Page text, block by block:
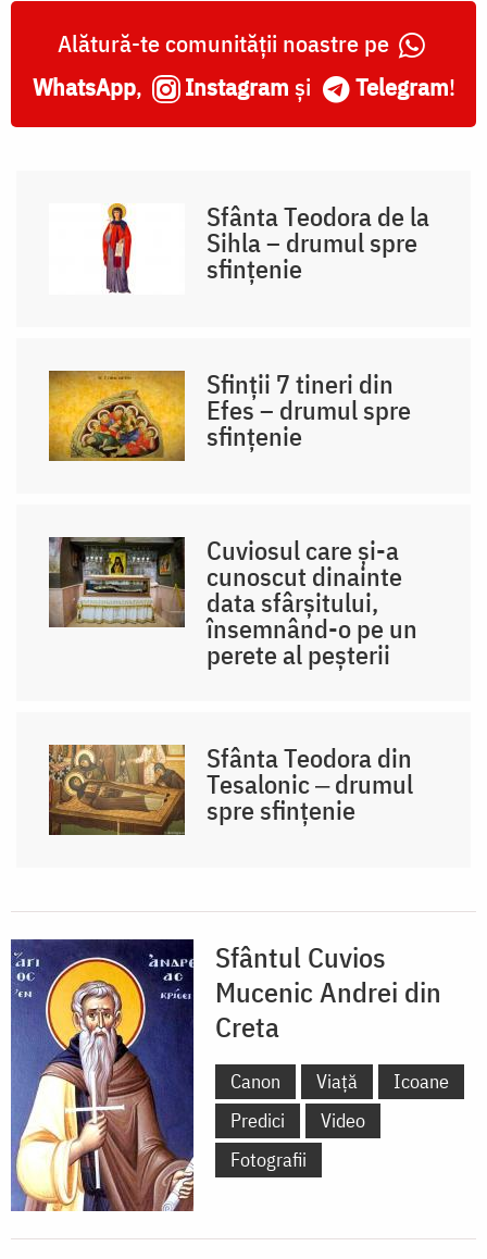
Alătură-te comunității noastre pe
WhatsApp, Instagram și Telegram!
Sfânta Teodora de la
Sihla – drumul spre
sfințenie
Sfinții 7 tineri din
Efes – drumul spre
sfințenie
Cuviosul care și-a
cunoscut dinainte
data sfârșitului,
însemnând-o pe un
perete al peșterii
Sfânta Teodora din
Tesalonic ‒ drumul
spre sfințenie
Sfântul Cuvios
Mucenic Andrei din
Creta
Canon Viață
Icoane
Predici
Video
Fotografii